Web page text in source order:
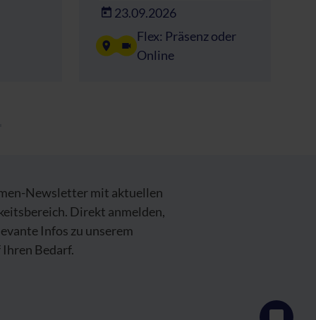
23.09.2026
Flex: Präsenz oder
Online
Newsletter mit aktuellen
Direkt anmelden,
Infos zu unserem
Bedarf.